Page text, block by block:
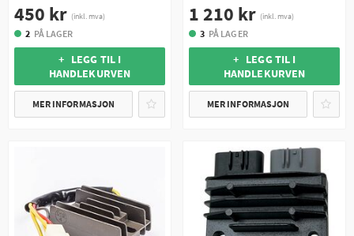
450 kr (inkl. mva)
2 PÅ LAGER
+ LEGG TIL I
HANDLEKURVEN
MER INFORMASJON
1 210 kr (inkl. mva)
3 PÅ LAGER
+ LEGG TIL I
HANDLEKURVEN
MER INFORMASJON